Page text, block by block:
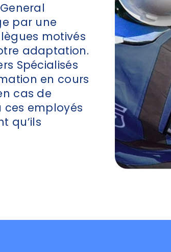
par une
motivés
adaptation.
Spécialisés
en cours
cas de
ces employés
qu’ils